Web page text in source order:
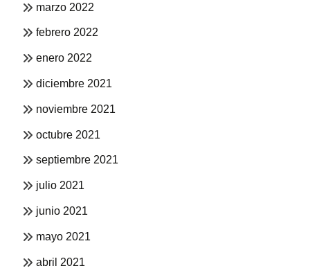
marzo 2022
febrero 2022
enero 2022
diciembre 2021
noviembre 2021
octubre 2021
septiembre 2021
julio 2021
junio 2021
mayo 2021
abril 2021